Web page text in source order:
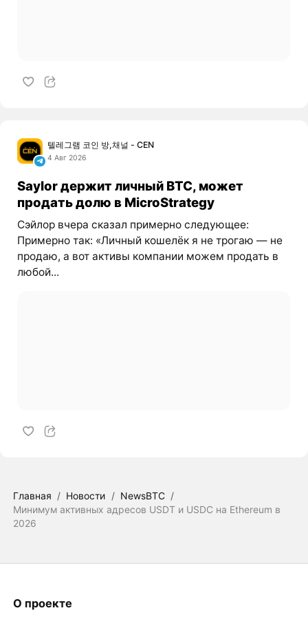
텔레그램 코인 방,채널 - CEN
4 Авг 2026
Saylor держит личный BTC, может
продать долю в MicroStrategy
Сэйлор вчера сказал примерно следующее:
Примерно так: «Личный кошелёк я не трогаю — не
продаю, а вот активы компании можем продать в
любой...
Главная / Новости / NewsBTC /
Минимум активных адресов USDT и USDC на Ethereum в
2026
О проекте